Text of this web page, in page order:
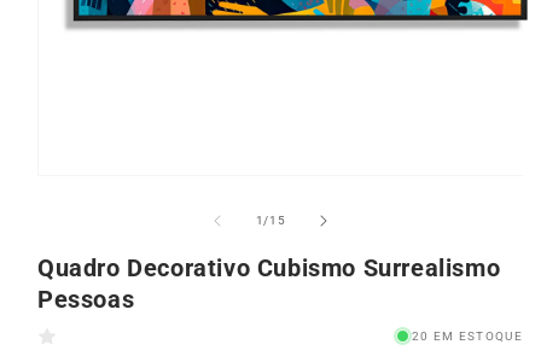
janela
modal
1 /de
15
Quadro Decorativo Cubismo Surrealismo
Pessoas
20 EM ESTOQUE